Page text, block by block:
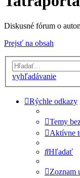
Diskusné fórum o
Prejsť na obsah
vyhľadávanie
Rýchle odkazy
Temy
Aktívne
Hľadať
Zoznam